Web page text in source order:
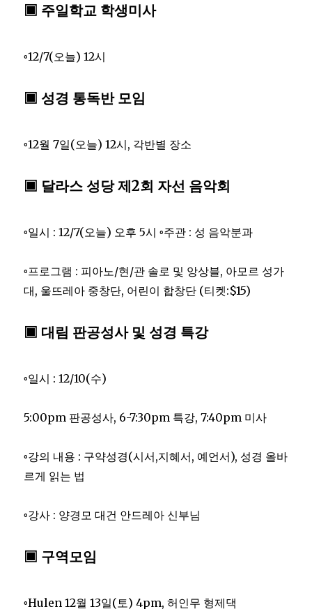
▣ 주일학교 학생미사
◦12/7(오늘) 12시
▣ 성경 통독반 모임
◦12월 7일(오늘) 12시, 각반별 장소
▣ 달라스 성당 제2회 자선 음악회
◦일시 : 12/7(오늘) 오후 5시 ◦주관 : 성 음악분과
◦프로그램 : 피아노/현/관 솔로 및 앙상블, 아모르 성가
대, 울뜨레아 중창단, 어린이 합창단 (티켓:$15)
▣ 대림 판공성사 및 성경 특강
◦일시 : 12/10(수)
5:00pm 판공성사, 6-7:30pm 특강, 7:40pm 미사
◦강의 내용 : 구약성경(시서,지혜서, 예언서), 성경 올바
르게 읽는 법
◦강사 : 양경모 대건 안드레아 신부님
▣ 구역모임
◦Hulen 12월 13일(토) 4pm, 허인무 형제댁